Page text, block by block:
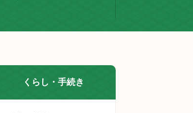
くらし・手続き